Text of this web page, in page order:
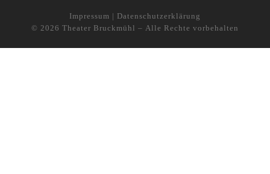
Impressum | Datenschutzerklärung
© 2026 Theater Bruckmühl – Alle Rechte vorbehalten